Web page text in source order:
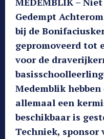
Gedempt
bij de
gepromoveerd tot
voor de
Medemblik hebben
allemaal een
beschikbaar is
Techniek, sponsor